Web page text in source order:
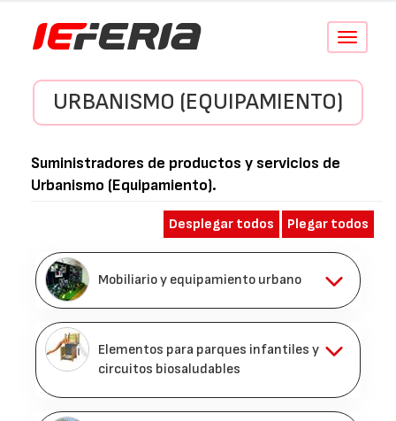
Conmutar
URBANISMO (EQUIPAMIENTO)
Suministradores de productos y servicios de
Urbanismo (Equipamiento).
Desplegar todos Plegar todos
Mobiliario y equipamiento urbano
Elementos para parques infantiles y
circuitos biosaludables